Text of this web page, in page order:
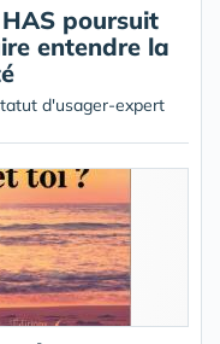
poursuit
entendre la
d'usager-expert